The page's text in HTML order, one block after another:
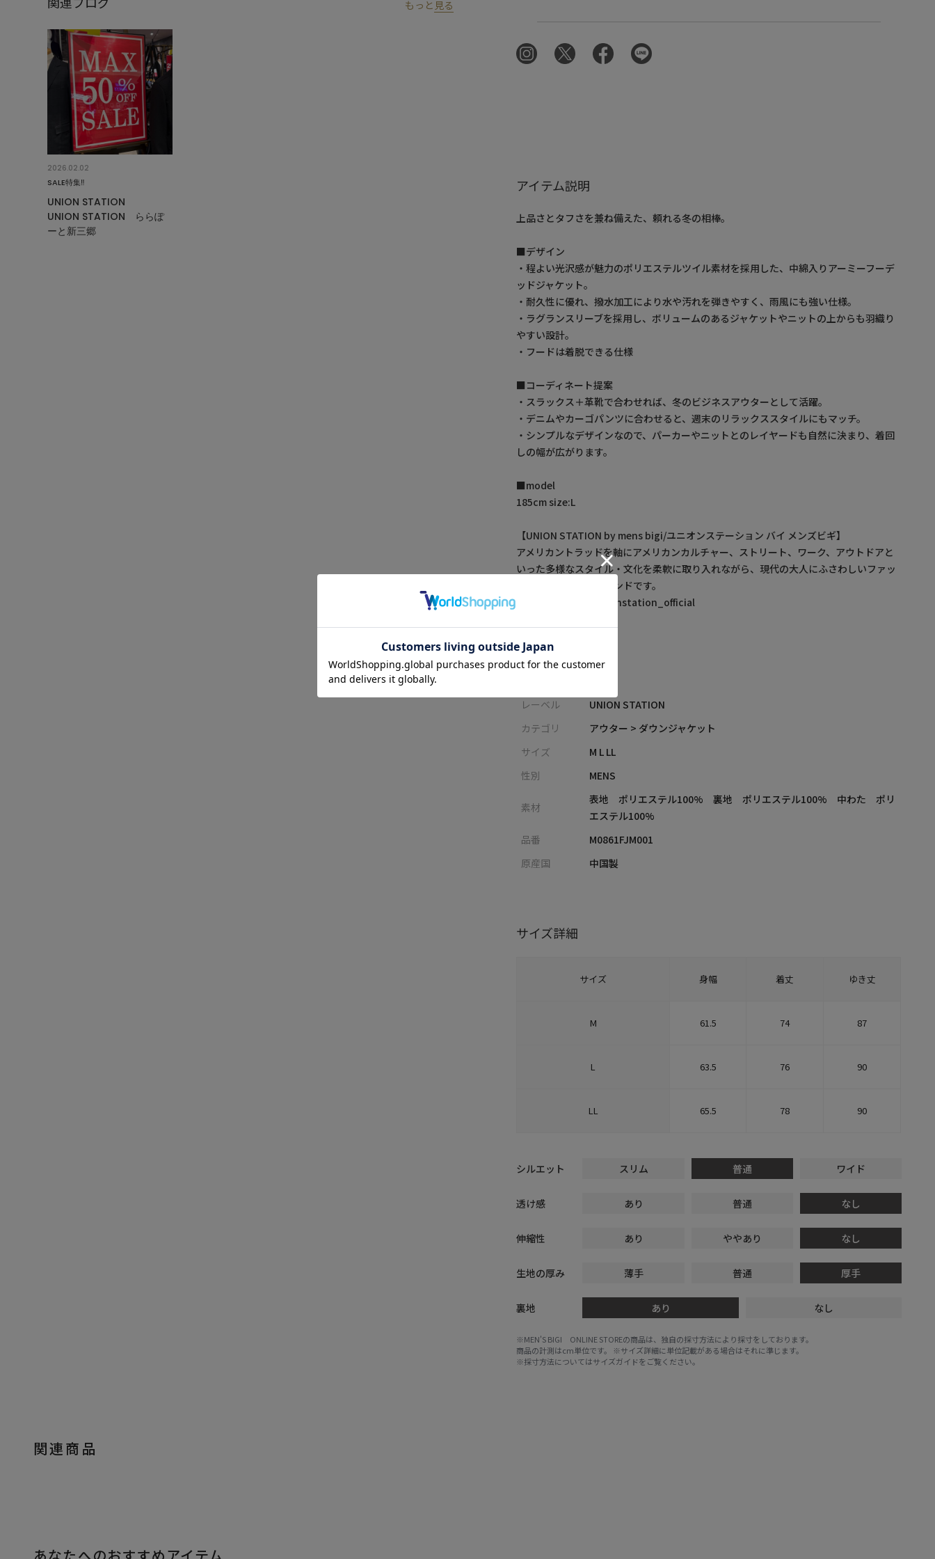
もっと 見る
2026.02.02
SALE特集‼︎
UNION STATION
UNION STATION ららぽ
ーと新三郷
アイテム説明
上品さとタフさを兼ね備えた、頼れる冬の相棒。
■デザイン
・程よい光沢感が魅力のポリエステルツイル素材を採用した、中綿入りアーミーフーデ
ッドジャケット。
・耐久性に優れ、撥水加工により水や汚れを弾きやすく、雨風にも強い仕様。
・ラグランスリーブを採用し、ボリュームのあるジャケットやニットの上からも羽織り
やすい設計。
・フードは着脱できる仕様
■コーディネート提案
・スラックス＋革靴で合わせれば、冬のビジネスアウターとして活躍。
・デニムやカーゴパンツに合わせると、週末のリラックススタイルにもマッチ。
・シンプルなデザインなので、パーカーやニットとのレイヤードも自然に決まり、着回
しの幅が広がります。
■model
185cm size:L
【UNION STATION by mens bigi/ユニオンステーション バイ メンズビギ】
アメリカントラッドを軸にアメリカンカルチャー、ストリート、ワーク、アウトドアと
いった多様なスタイル・文化を柔軟に取り入れながら、現代の大人にふさわしいファッ
ションを追求するブランドです。
▼Instagram：@unionstation_official
アイテム詳細
レーベル
UNION STATION
カテゴリ
アウター > ダウンジャケット
サイズ
M L LL
性別
MENS
素材
表地 ポリエステル100% 裏地 ポリエステル100% 中わた ポリ
エステル100%
品番
M0861FJM001
原産国
中国製
サイズ詳細
サイズ 身幅 着丈 ゆき丈
M 61.5 74 87
L 63.5 76 90
LL 65.5 78 90
シルエット スリム 普通 ワイド
透け感 あり 普通 なし
伸縮性 あり ややあり なし
生地の厚み 薄手 普通 厚手
裏地 あり なし
※MEN'S BIGI ONLINE STOREの商品は、独自の採寸方法により採寸をしております。
商品の計測はcm単位です。 ※サイズ詳細に単位記載がある場合はそれに準じます。
※採寸方法についてはサイズガイドをご覧ください。
関連商品